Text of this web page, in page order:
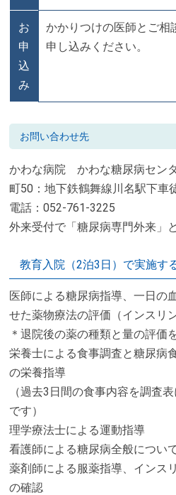
お
申
込
み
かかりつけの医師とご相
申し込みください。
お問い合わせ先
かわな病院 かわな糖尿病セン
町50：地下鉄鶴舞線川名駅下車
電話：052-761-3225
外来受付で「糖尿病専門外来」
教育入院（2泊3日）で実施す
医師による糖尿病指導、一日の
せた薬物療法の評価（インスリ
＊退院後の薬の種類と量の評価
栄養士による食事調査と糖尿病
の栄養指導
（過去3日間の食事内容を調査
です）
理学療法士による運動指導
看護師による糖尿病全般につい
薬剤師による服薬指導、インス
の確認